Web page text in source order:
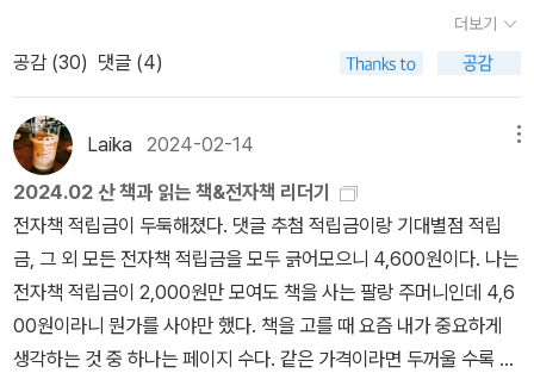
아버지가 제이 삼촌을 죽였다는 사실만 알았지, 왜 죽였는지는 몰랐
어.…이 이야기는 앞으로 어떤 식으로 더 진행될 것 같니? 지금부터는
최대한 축약해서 이야기를 할게… 루미가 제이 삼촌이 죽은날 녹음된
카세트 테이프가 들어 있는 카세트의 존재를 알게 되고 그것은 다름
아닌 레오 마샬의 아빠인 버즈 마샬의 것이고, 그 카세트는 그럼 어디
에 있느냐… 그것은 버즈 마샬이 어렸을 때살았고 레오 마샬의 할아버
지 피터 마샬의 집에 있다는 것을 알게 돼. 루미는 버즈 마샬에게 도움
을 청했고, 버즈는 그 카세트를 가져오게 되고 그걸 버즈 마샬과 다윈
영이 함께 들었어.다윈 영은 그 녹음테이프에 그 날 있었던 일이 녹음
이 안되었기를 바랬지만, 그 테이프에는제이삼촌이 죽기 전에 니스
영과 제이삼촌이 나누었던 이야기가 모두 담겨 있었어. 니스 영이 제
의 죽음을 밝히는 데 집착하는 루미의 마음에는 가족애가 아닌 보다
높은 지위에 대한 욕망이 기저에 깔려 있으며, 특권 의식, 인정 욕구,
임과 온화함, 모범적임 뒤에는 기득권층 특유의 '무지함'이 깃들어 있
다. 니스와 다윈은 도덕 의식으로 인해 끝없이 갈등하고 앓아눕게 되
나, 그들은 결국 자신의 삶을 포기하지 못한다. 러너의 선택과 권위적
인 행동에는 삶에 대한 욕구와 짙은 방어 기제가 깔려 있다. ​다윈과 니
스는 유사한 이유로 인하여 유사한 반응을 보이게 된다. 러너의 손자
가 아닌 아들인 니스가 보다 면밀하게 사건을 처리해나가야 했다는
점이 다를 것이다 - 니스는 러너와 실험을 한다는 명목 하에 니스의
특징을 지워버리는 데 성공하고, 같은 동기로 문교부 차관의 자리까
와중에 사건은 또 다른 인물을 지목하는데... 우리 사회의 구조적 모순
을 잘 보여주면서 이야기도 흥미진진하여 몰입해서 읽었던 소설이다.
을 때 작가님 신작 쓰고 있다고 하던데 얼른 나오면 좋겠다. 이 책은
대거상 해외부문 수상으로도 유명해졌다. 신선하지만 씁쓸한 맛이 느
껴지는 소재를 가볍지도 너무 무겁지도 않게 잘 버무렸다고 생각했
다.가까운 미래인 듯한 어느 날, 세상은 재난마저 돈벌이 수단으로 이
용하고 있었다. 여행사는 재난으로 폐허가 된 지역을 관광하는 상품
을 만들었다. 이 '재난 여행'만을 파는 여행사 정글에서 10년 동안 일
한 수석 프로그래머 고요나는 회사에서 밀려날 위기에 처해 있었다.
재난 지역을 돌아보며 나는 안전하다는 느낌을 주도록 여행을 설계하
에서는 <정희진의 공부>에 나와서 궁금해진 김소연 시인의 시집 <촉
진하는 밤>과 어딘의 <활활발발>을 읽고 알게 된 고정희 시인의 시
집 <이 시대의 아벨> 구매.오늘은 동양서림 매대에서 유희경 시인이
계산을 하고 있었다. 알라딘 중고서점에서 구매한 박지리 작가의 <다
윈 영의 악의 기원>. 내가 좋아하는 주제의 이야기는 아닐 것 같지만
박지리 작가이니 재밌을 것 같다. 맨 위 노란 책은 민음사 스탬프 이벤
트로 받은 민음북클럽 특별판 그림형제 동화집 <무서움을 배우러 나
선 소년 이야기>
더보기
공감 (30) 댓글 (4)
Laika 2024-02-14
2024.02 산 책과 읽는 책&전자책 리더기
전자책 적립금이 두둑해졌다. 댓글 추첨 적립금이랑 기대별점 적립
금, 그 외 모든 전자책 적립금을 모두 긁어모으니 4,600원이다. 나는
전자책 적립금이 2,000원만 모여도 책을 사는 팔랑 주머니인데 4,6
00원이라니 뭔가를 사야만 했다. 책을 고를 때 요즘 내가 중요하게
생각하는 것 중 하나는 페이지 수다. 같은 가격이라면 두꺼울 수록 좋